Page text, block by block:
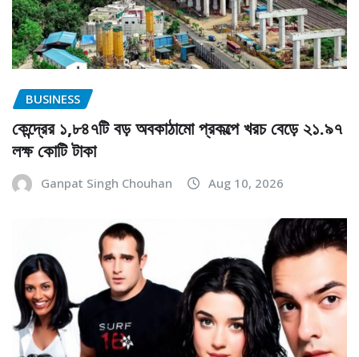
BUSINESS
কেন্দ্রের ১,৮৪৭টি বড় অবকাঠামো প্রকল্পে খরচ বেড়ে ২১.৯৭
লক্ষ কোটি টাকা
Ganpat Singh Chouhan Aug 10, 2026